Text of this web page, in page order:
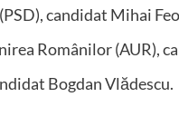
candidat Mihai
Românilor (AUR),
Bogdan Vlădescu.